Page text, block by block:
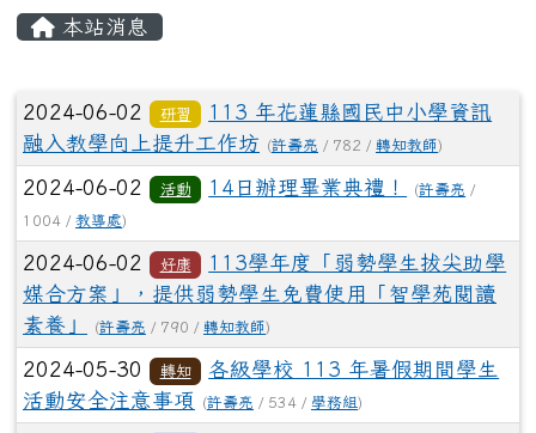
本站消息
文章列表
2024-06-02 研習
113 年花蓮縣國民中小學資訊
融入教學向上提升工作坊
(許壽亮 / 782 / 轉知教師)
2024-06-02 活動 14日辦理畢業典禮！ (許壽亮 /
1004 / 教導處)
2024-06-02 好康
113學年度「弱勢學生拔尖助學
媒合方案」，提供弱勢學生免費使用「智學苑閱讀
素養」
(許壽亮 / 790 / 轉知教師)
2024-05-30 轉知
各級學校 113 年暑假期間學生
活動安全注意事項
(許壽亮 / 534 / 學務組)